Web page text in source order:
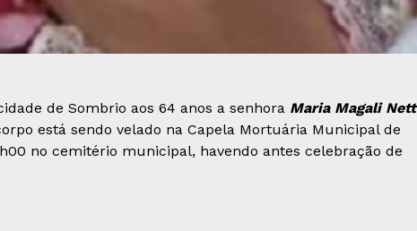
de Sombrio aos 64 anos a senhora Maria Magali
está sendo velado na Capela Mortuária Municipal de
no cemitério municipal, havendo antes celebração de